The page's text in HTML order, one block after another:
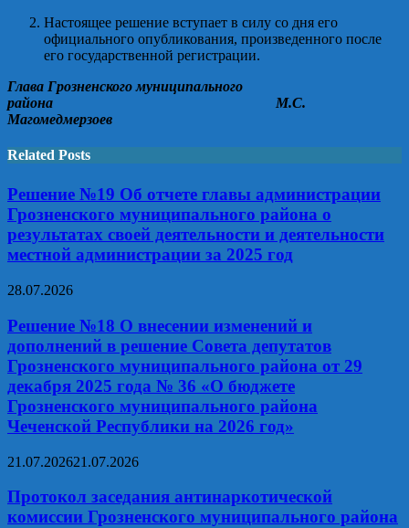
Настоящее решение вступает в силу со дня его
официального опубликования, произведенного после
его государственной регистрации.
Глава Грозненского муниципального
района М.С.
Магомедмерзоев
Related Posts
Решение №19 Об отчете главы администрации
Грозненского муниципального района о
результатах своей деятельности и деятельности
местной администрации за 2025 год
28.07.2026
Решение №18 О внесении изменений и
дополнений в решение Совета депутатов
Грозненского муниципального района от 29
декабря 2025 года № 36 «О бюджете
Грозненского муниципального района
Чеченской Республики на 2026 год»
21.07.202621.07.2026
Протокол заседания антинаркотической
комиссии Грозненского муниципального района